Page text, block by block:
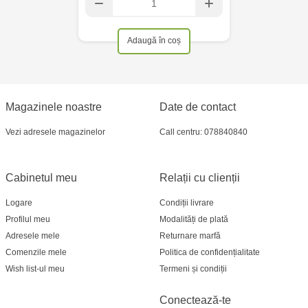
Adaugă în coș
Magazinele noastre
Vezi adresele magazinelor
Relații cu clienții
Condiții livrare
Modalități de plată
Returnare marfă
Politica de confidențialitate
Termeni și condiții
Cabinetul meu
Logare
Profilul meu
Adresele mele
Comenzile mele
Wish list-ul meu
Date de contact
Call centru: 078840840
Conectează-te